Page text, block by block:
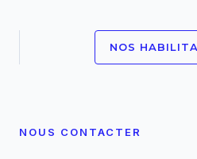
NOS
NOUS CONTACTER